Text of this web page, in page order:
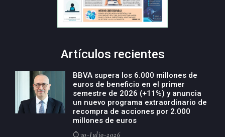
Artículos recientes
BBVA supera los 6.000 millones de
euros de beneficio en el primer
semestre de 2026 (+11%) y anuncia
un nuevo programa extraordinario de
recompra de acciones por 2.000
millones de euros
30-Julio-2026